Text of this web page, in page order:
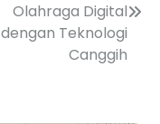
Olahraga Digital
dengan Teknologi
Canggih